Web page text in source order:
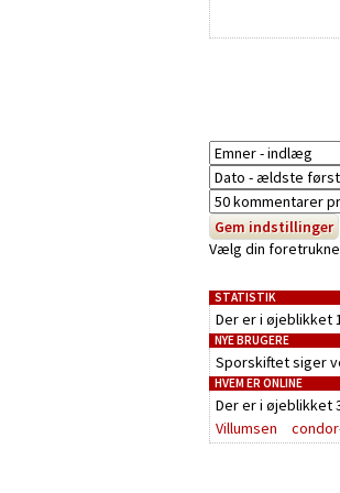
Vælg din
STATISTIK
Der er i øjeblikket
NYE BRUGERE
Sporskiftet siger
HVEM ER ONLINE
Der er i øjeblikket
Villumsen